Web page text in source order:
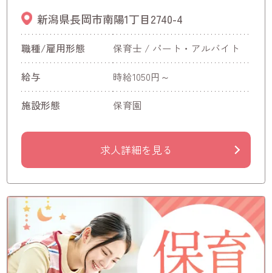
新潟県長岡市南陽1丁目2740-4
職種/雇用形態 保育士 / パート・アルバイト
給与 時給1050円～
施設形態 保育園
求人詳細を見る